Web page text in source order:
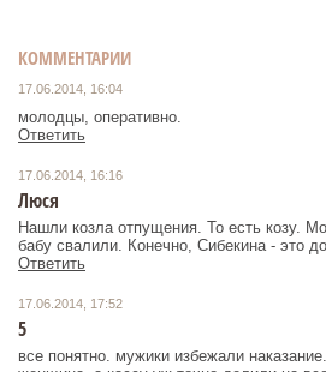
КОММЕНТАРИИ
17.06.2014, 16:04
молодцы, оперативно.
Ответить
17.06.2014, 16:16
Люся
Нашли козла отпущения. То есть козу.
бабу свалили. Конечно, Сибекина - это
Ответить
17.06.2014, 17:52
5
все понятно. мужики избежали